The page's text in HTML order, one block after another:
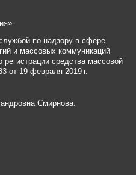
по надзору в сфере
и массовых коммуникаций
средства массовой
19 февраля 2019 г.
Смирнова.